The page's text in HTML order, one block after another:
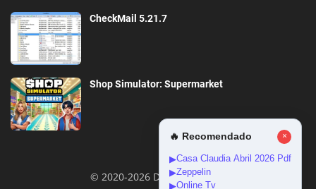
CheckMail 5.21.7
Shop Simulator: Supermarket
© 2020-2026 DownloadGeral
🔥 Recomendado ×
▶Casa Claudia Abril 2026 Pdf
▶Zeppelin
▶Online Tv